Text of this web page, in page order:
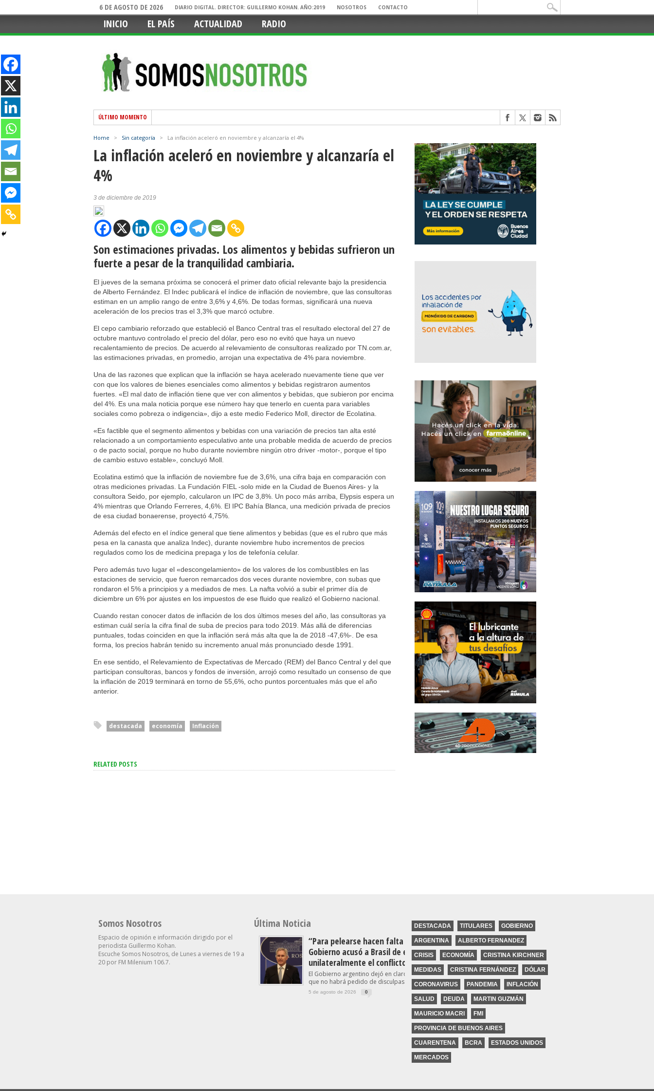
6 DE AGOSTO DE 2026 DIARIO DIGITAL. DIRECTOR: GUILLERMO KOHAN. AÑO:2019 NOSOTROS CONTACTO
INICIO EL PAÍS ACTUALIDAD RADIO
ÚLTIMO MOMENTO
Home > Sin categoría > La inflación aceleró en noviembre y alcanzaría el 4%
La inflación aceleró en noviembre y alcanzaría el
4%
3 de diciembre de 2019
Son estimaciones privadas. Los alimentos y bebidas sufrieron un
fuerte a pesar de la tranquilidad cambiaria.
El jueves de la semana próxima se conocerá el primer dato oficial relevante bajo la presidencia
de Alberto Fernández. El Indec publicará el índice de inflación de noviembre, que las consultoras
estiman en un amplio rango de entre 3,6% y 4,6%. De todas formas, significará una nueva
aceleración de los precios tras el 3,3% que marcó octubre.
El cepo cambiario reforzado que estableció el Banco Central tras el resultado electoral del 27 de
octubre mantuvo controlado el precio del dólar, pero eso no evitó que haya un nuevo
recalentamiento de precios. De acuerdo al relevamiento de consultoras realizado por TN.com.ar,
las estimaciones privadas, en promedio, arrojan una expectativa de 4% para noviembre.
Una de las razones que explican que la inflación se haya acelerado nuevamente tiene que ver
con que los valores de bienes esenciales como alimentos y bebidas registraron aumentos
fuertes. «El mal dato de inflación tiene que ver con alimentos y bebidas, que subieron por encima
del 4%. Es una mala noticia porque ese número hay que tenerlo en cuenta para variables
sociales como pobreza o indigencia», dijo a este medio Federico Moll, director de Ecolatina.
«Es factible que el segmento alimentos y bebidas con una variación de precios tan alta esté
relacionado a un comportamiento especulativo ante una probable medida de acuerdo de precios
o de pacto social, porque no hubo durante noviembre ningún otro driver -motor-, porque el tipo
de cambio estuvo estable», concluyó Moll.
Ecolatina estimó que la inflación de noviembre fue de 3,6%, una cifra baja en comparación con
otras mediciones privadas. La Fundación FIEL -solo mide en la Ciudad de Buenos Aires- y la
consultora Seido, por ejemplo, calcularon un IPC de 3,8%. Un poco más arriba, Elypsis espera un
4% mientras que Orlando Ferreres, 4,6%. El IPC Bahía Blanca, una medición privada de precios
de esa ciudad bonaerense, proyectó 4,75%.
Además del efecto en el índice general que tiene alimentos y bebidas (que es el rubro que más
pesa en la canasta que analiza Indec), durante noviembre hubo incrementos de precios
regulados como los de medicina prepaga y los de telefonía celular.
Pero además tuvo lugar el «descongelamiento» de los valores de los combustibles en las
estaciones de servicio, que fueron remarcados dos veces durante noviembre, con subas que
rondaron el 5% a principios y a mediados de mes. La nafta volvió a subir el primer día de
diciembre un 6% por ajustes en los impuestos de ese fluido que realizó el Gobierno nacional.
Cuando restan conocer datos de inflación de los dos últimos meses del año, las consultoras ya
estiman cuál sería la cifra final de suba de precios para todo 2019. Más allá de diferencias
puntuales, todas coinciden en que la inflación será más alta que la de 2018 -47,6%-. De esa
forma, los precios habrán tenido su incremento anual más pronunciado desde 1991.
En ese sentido, el Relevamiento de Expectativas de Mercado (REM) del Banco Central y del que
participan consultoras, bancos y fondos de inversión, arrojó como resultado un consenso de que
la inflación de 2019 terminará en torno de 55,6%, ocho puntos porcentuales más que el año
anterior.
destacada economía Inflación
RELATED POSTS
Somos Nosotros
Espacio de opinión e información dirigido por el
periodista Guillermo Kohan.
Escuche Somos Nosotros, de Lunes a viernes de 19 a
20 por FM Milenium 106.7.
Última Noticia
“Para pelearse hacen falta dos”: el
Gobierno acusó a Brasil de escalar
unilateralmente el conflicto
El Gobierno argentino dejó en claro este miércoles
que no habrá pedido de disculpas...
5 de agosto de 2026 0
DESTACADA TITULARES GOBIERNO
ARGENTINA ALBERTO FERNANDEZ
CRISIS ECONOMÍA CRISTINA KIRCHNER
MEDIDAS CRISTINA FERNÁNDEZ DÓLAR
CORONAVIRUS PANDEMIA INFLACIÓN
SALUD DEUDA MARTIN GUZMÁN
MAURICIO MACRI FMI
PROVINCIA DE BUENOS AIRES
CUARENTENA BCRA ESTADOS UNIDOS
MERCADOS